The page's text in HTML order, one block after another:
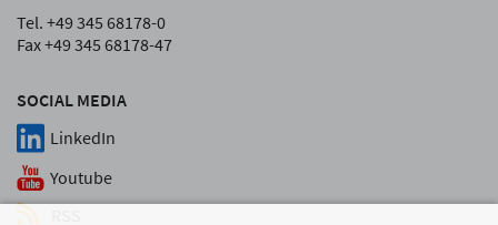
SOCIAL MEDIA
LinkedIn
Youtube
Tel. +49 345 68178-0
Fax +49 345 68178-47